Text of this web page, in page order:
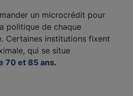
un microcrédit pour
politique de chaque
Certaines institutions fixent
qui se situe
70 et 85 ans.